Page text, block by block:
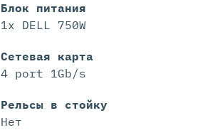
Блок питания
1x DELL 750W
Сетевая карта
4 port 1Gb/s
Рельсы в стойку
Нет